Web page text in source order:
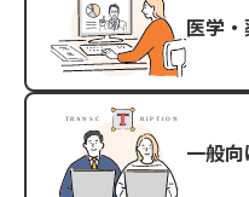
医学
一般向